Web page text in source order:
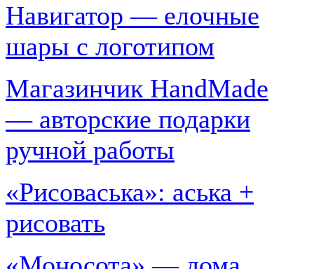
Навигатор — елочные
шары с логотипом
Магазинчик HandMade
— авторские подарки
ручной работы
«Рисоваська»: аська +
рисовать